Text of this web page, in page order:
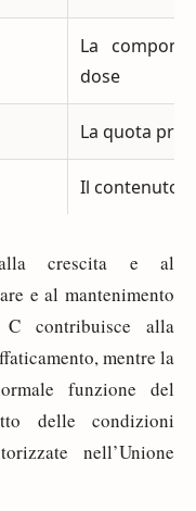
La
dose
La quota
Il contenuto
alla crescita e al
e al mantenimento
contribuisce alla
mentre la
funzione del
delle condizioni
nell’Unione